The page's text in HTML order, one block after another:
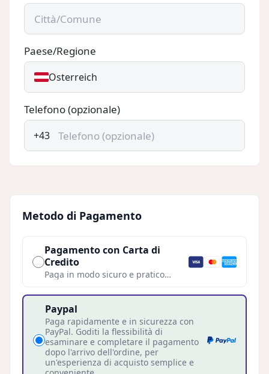
Paese/Regione
Österreich
Telefono (opzionale)
+43
Metodo di Pagamento
Pagamento con Carta di
Credito
Paga in modo sicuro e pratico
Paypal
Paga rapidamente e in sicurezza con
PayPal. Goditi la flessibilità di
esaminare e completare il pagamento
dopo l'arrivo dell'ordine, per
un'esperienza di acquisto semplice e